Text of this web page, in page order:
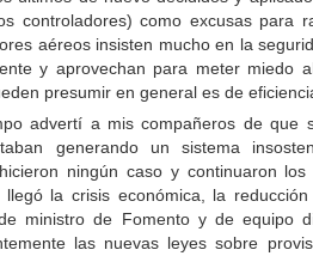
controladores) como excusas para
aéreos insisten mucho en la
y aprovechan para meter miedo
presumir en general es de
advertí a mis compañeros de que
generando un sistema
ningún caso y continuaron los
llegó la crisis económica, la
ministro de Fomento y de equipo
las nuevas leyes sobre